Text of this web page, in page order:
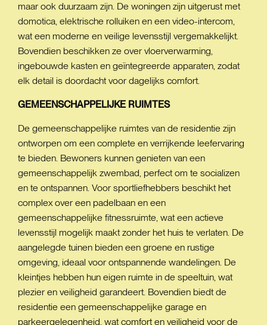
maar ook duurzaam zijn. De woningen zijn uitgerust met
domotica, elektrische rolluiken en een video-intercom,
wat een moderne en veilige levensstijl vergemakkelijkt.
Bovendien beschikken ze over vloerverwarming,
ingebouwde kasten en geïntegreerde apparaten, zodat
elk detail is doordacht voor dagelijks comfort.
GEMEENSCHAPPELIJKE RUIMTES
De gemeenschappelijke ruimtes van de residentie zijn
ontworpen om een complete en verrijkende leefervaring
te bieden. Bewoners kunnen genieten van een
gemeenschappelijk zwembad, perfect om te socializen
en te ontspannen. Voor sportliefhebbers beschikt het
complex over een padelbaan en een
gemeenschappelijke fitnessruimte, wat een actieve
levensstijl mogelijk maakt zonder het huis te verlaten. De
aangelegde tuinen bieden een groene en rustige
omgeving, ideaal voor ontspannende wandelingen. De
kleintjes hebben hun eigen ruimte in de speeltuin, wat
plezier en veiligheid garandeert. Bovendien biedt de
residentie een gemeenschappelijke garage en
parkeergelegenheid, wat comfort en veiligheid voor de